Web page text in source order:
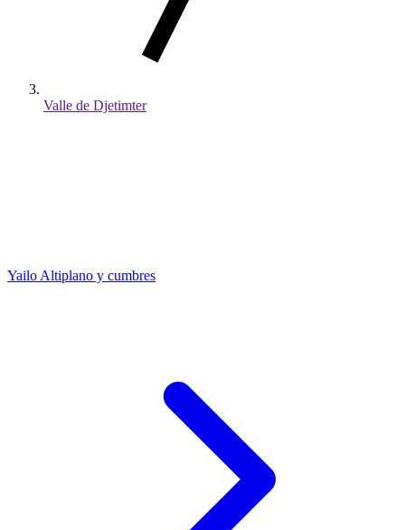
Valle de Djetimter
Yailo Altiplano y cumbres